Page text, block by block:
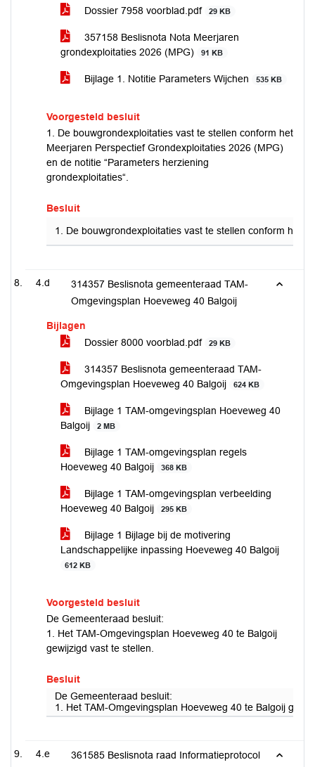
Dossier 7958 voorblad.pdf
29 KB
357158 Beslisnota Nota Meerjaren
grondexploitaties 2026 (MPG)
91 KB
Bijlage 1. Notitie Parameters Wijchen 535 KB
Voorgesteld besluit
1. De bouwgrondexploitaties vast te stellen conform het
Meerjaren Perspectief Grondexploitaties 2026 (MPG)
en de notitie “Parameters herziening
grondexploitaties“.
Besluit
1. De bouwgrondexploitaties vast te stellen conform het
4.d
314357 Beslisnota gemeenteraad TAM-
Omgevingsplan Hoeveweg 40 Balgoij
Bijlagen
Dossier 8000 voorblad.pdf
29 KB
314357 Beslisnota gemeenteraad TAM-
Omgevingsplan Hoeveweg 40 Balgoij
624 KB
Bijlage 1 TAM-omgevingsplan Hoeveweg 40
Balgoij
2 MB
Bijlage 1 TAM-omgevingsplan regels
Hoeveweg 40 Balgoij
368 KB
Bijlage 1 TAM-omgevingsplan verbeelding
Hoeveweg 40 Balgoij
295 KB
Bijlage 1 Bijlage bij de motivering
Landschappelijke inpassing Hoeveweg 40 Balgoij
612 KB
Voorgesteld besluit
De Gemeenteraad besluit:
1. Het TAM-Omgevingsplan Hoeveweg 40 te Balgoij
gewijzigd vast te stellen.
Besluit
De Gemeenteraad besluit:
1. Het TAM-Omgevingsplan Hoeveweg 40 te Balgoij
4.e
361585 Beslisnota raad Informatieprotocol